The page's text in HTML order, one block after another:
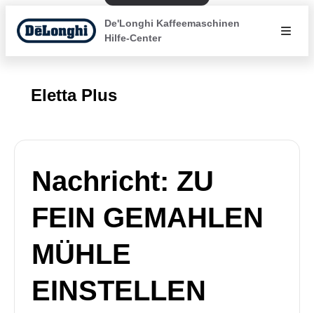
De'Longhi Kaffeemaschinen
Hilfe-Center
Eletta Plus
Nachricht: ZU
FEIN GEMAHLEN
MÜHLE
EINSTELLEN